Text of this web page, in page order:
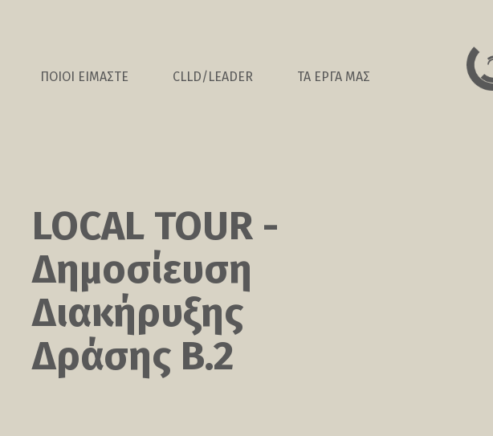
ΠΟΙΟΙ ΕΙΜΑΣΤΕ CLLD/LEADER ΤΑ ΕΡΓΑ ΜΑΣ
LOCAL TOUR -
Δημοσίευση
Διακήρυξης
Δράσης Β.2